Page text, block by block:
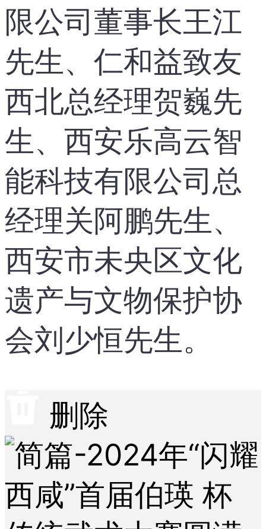
限公司董事长王江
先生、仁和益致友
西北总经理贺巍先
生、西安乐高云智
能科技有限公司总
经理关阿鹏先生、
西安市未央区文化
遗产与文物保护协
会刘少恒先生。
删除